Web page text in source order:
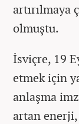
artırılmaya
olmuştu.
İsviçre, 19
etmek için
anlaşma
artan enerji,